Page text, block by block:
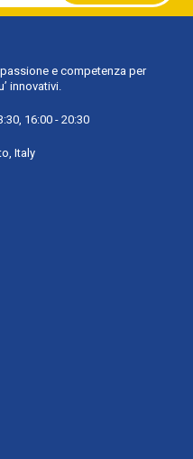
e competenza per
innovativi.
16:00 - 20:30
Italy